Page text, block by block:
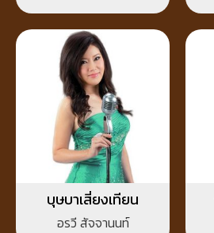
บุษบาเสี่ยงเทียน
อรวี สัจจานนท์